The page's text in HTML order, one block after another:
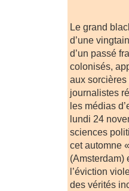
Le grand
d’une
d’un passé
colonisés,
aux
journalistes
les médias
lundi 24
sciences
cet automne
(Amsterdam)
l’éviction
des vérités